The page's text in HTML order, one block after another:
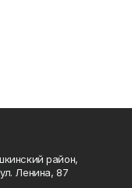
район,
Ленина, 87